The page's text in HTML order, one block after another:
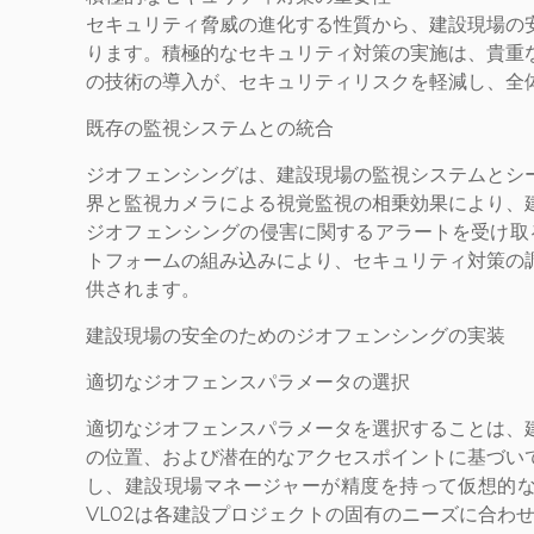
セキュリティ脅威の進化する性質から、建設現場
ります。積極的なセキュリティ対策の実施は、貴
の技術の導入が、セキュリティリスクを軽減し、
既存の監視システムとの統合
ジオフェンシングは、建設現場の監視システムと
界と監視カメラによる視覚監視の相乗効果により
ジオフェンシングの侵害に関するアラートを受け
トフォームの組み込みにより、セキュリティ対策
供されます。
建設現場の安全のためのジオフェンシングの実装
適切なジオフェンスパラメータの選択
適切なジオフェンスパラメータを選択することは
の位置、および潜在的なアクセスポイントに基づ
し、建設現場マネージャーが精度を持って仮想的
VL02は各建設プロジェクトの固有のニーズに合わ